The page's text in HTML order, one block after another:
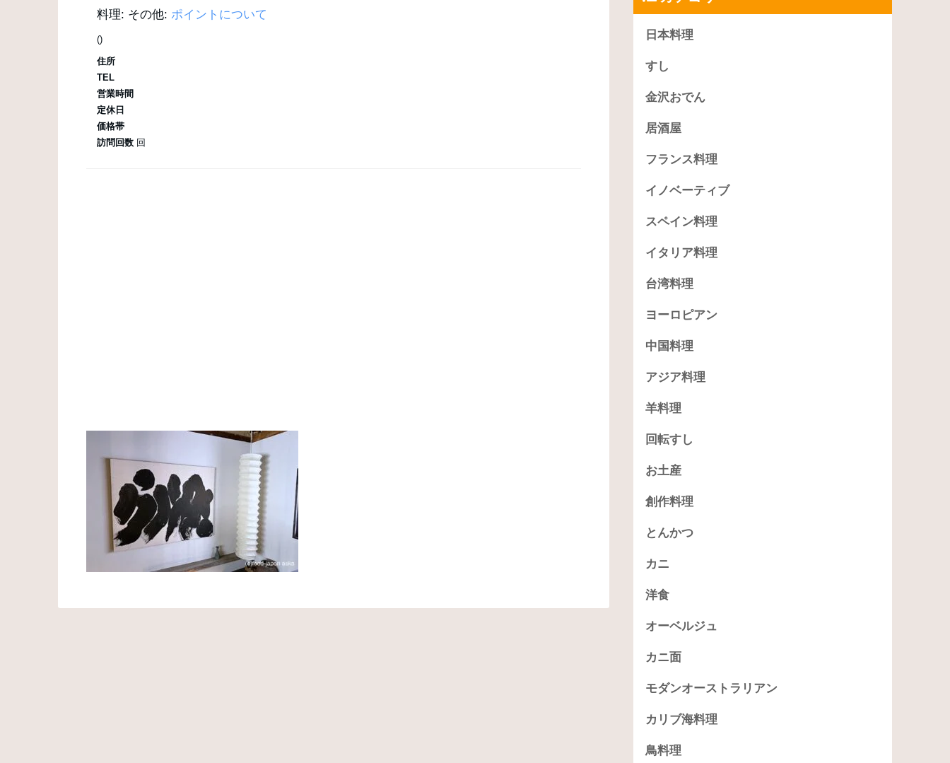
料理: その他: ポイントについて
()
住所
TEL
営業時間
定休日
価格帯
訪問回数 回
日本料理
すし
金沢おでん
居酒屋
フランス料理
イノベーティブ
スペイン料理
イタリア料理
台湾料理
ヨーロピアン
中国料理
アジア料理
羊料理
回転すし
お土産
創作料理
とんかつ
カニ
洋食
オーベルジュ
カニ面
モダンオーストラリアン
カリブ海料理
鳥料理